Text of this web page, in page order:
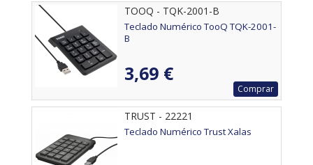
TOOQ - TQK-2001-B
Teclado Numérico TooQ TQK-2001-
B
3,69 €
Comprar
TRUST - 22221
Teclado Numérico Trust Xalas